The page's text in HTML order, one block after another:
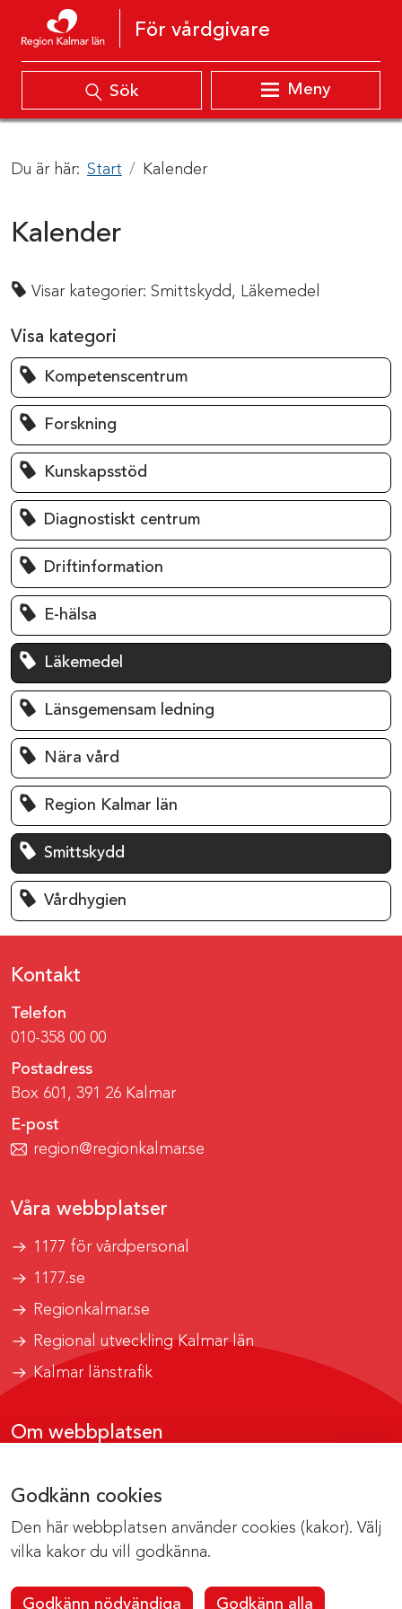
Godkänn cookies
Den här webbplatsen använder cookies (kakor). Välj
vilka kakor du vill godkänna.
Godkänn nödvändiga Godkänn alla
Hoppa till innehåll
För vårdgivare
Sök Meny
Du är här: Start Kalender
Kalender
Visar kategorier: Smittskydd, Läkemedel
Visa kategori
Kompetenscentrum
Forskning
Kunskapsstöd
Diagnostiskt centrum
Driftinformation
E-hälsa
Läkemedel
Länsgemensam ledning
Nära vård
Region Kalmar län
Smittskydd
Vårdhygien
Kontakt
Telefon
010-358 00 00
Postadress
Box 601, 391 26 Kalmar
E-post
region@regionkalmar.se
Våra webbplatser
1177 för vårdpersonal
1177.se
Regionkalmar.se
Regional utveckling Kalmar län
Kalmar länstrafik
Om webbplatsen
Om cookies
Kontakta webbredaktionen